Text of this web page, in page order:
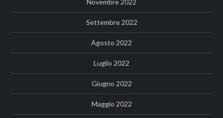
Novembre 2022
Settembre 2022
Agosto 2022
Luglio 2022
Giugno 2022
Maggio 2022